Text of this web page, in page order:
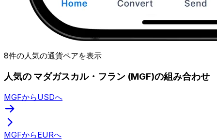
8件の人気の通貨ペアを表示
人気の マダガスカル・フラン (MGF)の組み合わせ
MGFからUSDへ
MGFからEURへ